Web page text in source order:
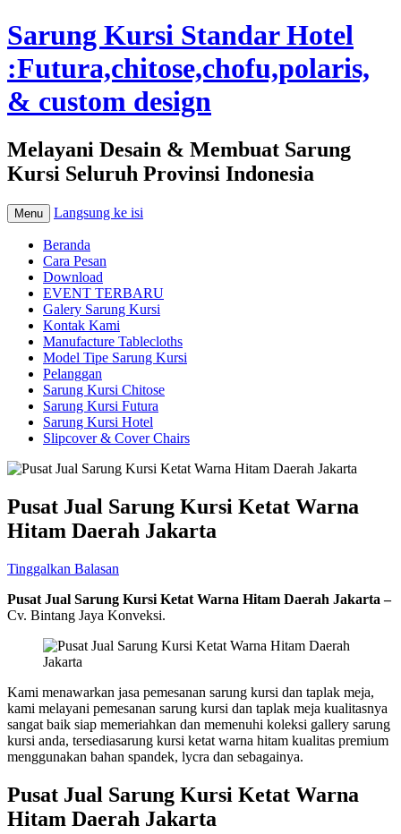
Sarung Kursi Standar Hotel
:Futura,chitose,chofu,polaris,
& custom design
Melayani Desain & Membuat Sarung
Kursi Seluruh Provinsi Indonesia
Menu Langsung ke isi
Beranda
Cara Pesan
Download
EVENT TERBARU
Galery Sarung Kursi
Kontak Kami
Manufacture Tablecloths
Model Tipe Sarung Kursi
Pelanggan
Sarung Kursi Chitose
Sarung Kursi Futura
Sarung Kursi Hotel
Slipcover & Cover Chairs
Pusat Jual Sarung Kursi Ketat Warna
Hitam Daerah Jakarta
Tinggalkan Balasan
Pusat Jual Sarung Kursi Ketat Warna Hitam Daerah Jakarta –
Cv. Bintang Jaya Konveksi.
Kami menawarkan jasa pemesanan sarung kursi dan taplak meja,
kami melayani pemesanan sarung kursi dan taplak meja kualitasnya
sangat baik siap memeriahkan dan memenuhi koleksi gallery sarung
kursi anda, tersediasarung kursi ketat warna hitam kualitas premium
menggunakan bahan spandek, lycra dan sebagainya.
Pusat Jual Sarung Kursi Ketat Warna
Hitam Daerah Jakarta